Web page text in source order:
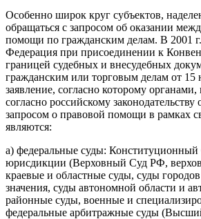
Особенно широк круг субъектов,
обращаться с запросом об оказании
помощи по гражданским делам. В 2001
Федерация при присоединении к
границей судебных и внесудебных
гражданским или торговым делам от 15
заявление, согласно которому
согласно российскому законодательству
запросом о правовой помощи в рамках
являются:
а) федеральные суды:
юрисдикции (Верховный Суд РФ,
краевые и областные суды, суды
значения, суды автономной области и
районные суды, военные и
федеральные арбитражные суды